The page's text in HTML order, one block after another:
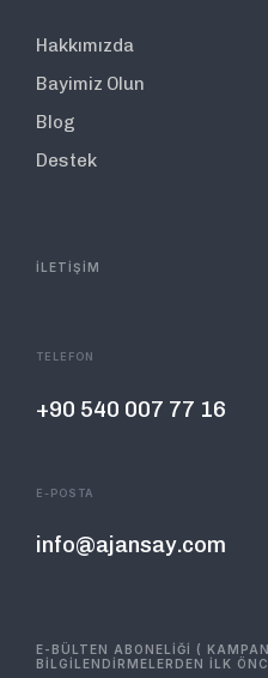
Hakkımızda
Bayimiz Olun
Blog
Destek
İLETİŞİM
TELEFON
+90 540 007 77 16
E-POSTA
info@ajansay.com
E-BÜLTEN ABONELİĞİ (
BİLGİLENDİRMELERDEN İLK